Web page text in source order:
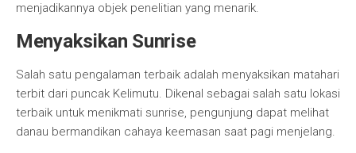
menjadikannya objek penelitian yang menarik.
Menyaksikan Sunrise
Salah satu pengalaman terbaik adalah menyaksikan matahari
terbit dari puncak Kelimutu. Dikenal sebagai salah satu lokasi
terbaik untuk menikmati sunrise, pengunjung dapat melihat
danau bermandikan cahaya keemasan saat pagi menjelang.